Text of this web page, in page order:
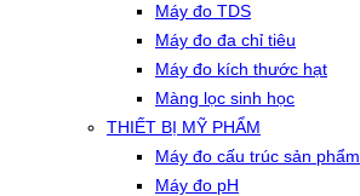
Máy đo TDS
Máy đo đa chỉ tiêu
Máy đo kích thước hạt
Màng lọc sinh học
THIẾT BỊ MỸ PHẨM
Máy đo cấu trúc sản phẩm
Máy đo pH